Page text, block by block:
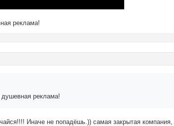
реклама!
реклама!
Иначе не попадёшь.)) самая закрытая